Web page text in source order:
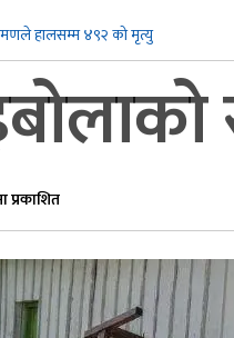
हालसम्म ४९२ को मृत्यु
प्रकाशित